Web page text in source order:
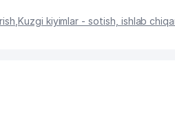
Kuzgi kiyimlar - sotish, ishlab